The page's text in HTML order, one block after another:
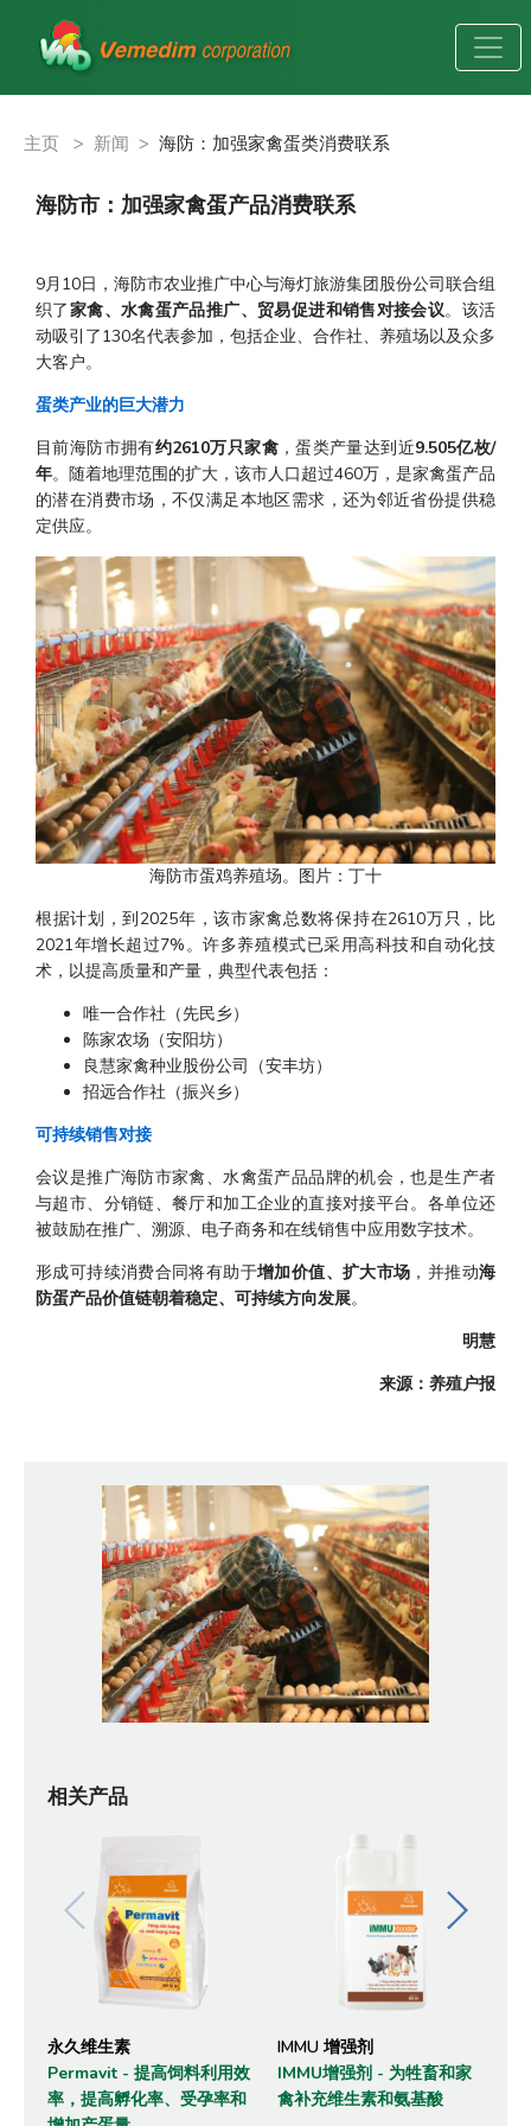
主页 > 新闻 > 海防：加强家禽蛋类消费联系
海防市：加强家禽蛋产品消费联系
9月10日，海防市农业推广中心与海灯旅游集团股份公司联合组
织了家禽、水禽蛋产品推广、贸易促进和销售对接会议。该活
动吸引了130名代表参加，包括企业、合作社、养殖场以及众多
大客户。
蛋类产业的巨大潜力
目前海防市拥有约2610万只家禽，蛋类产量达到近9.505亿枚/
年。随着地理范围的扩大，该市人口超过460万，是家禽蛋产品
的潜在消费市场，不仅满足本地区需求，还为邻近省份提供稳
定供应。
海防市蛋鸡养殖场。图片：丁十
根据计划，到2025年，该市家禽总数将保持在2610万只，比
2021年增长超过7%。许多养殖模式已采用高科技和自动化技
术，以提高质量和产量，典型代表包括：
唯一合作社（先民乡）
陈家农场（安阳坊）
良慧家禽种业股份公司（安丰坊）
招远合作社（振兴乡）
可持续销售对接
会议是推广海防市家禽、水禽蛋产品品牌的机会，也是生产者
与超市、分销链、餐厅和加工企业的直接对接平台。各单位还
被鼓励在推广、溯源、电子商务和在线销售中应用数字技术。
形成可持续消费合同将有助于增加价值、扩大市场 ，并推动海
防蛋产品价值链朝着稳定、可持续方向发展。
明慧
来源：养殖户报
相关产品
永久维生素
Permavit - 提高饲料利用效
率，提高孵化率、受孕率和
IMMU 增强剂
IMMU增强剂 - 为牲畜和家
禽补充维生素和氨基酸